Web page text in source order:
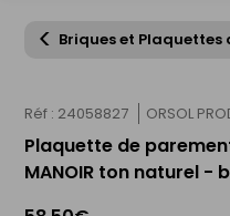
Briques et Plaquettes
Réf : 24058827 ORSOL
Plaquette de
MANOIR ton naturel -